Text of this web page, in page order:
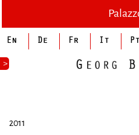
>
2011